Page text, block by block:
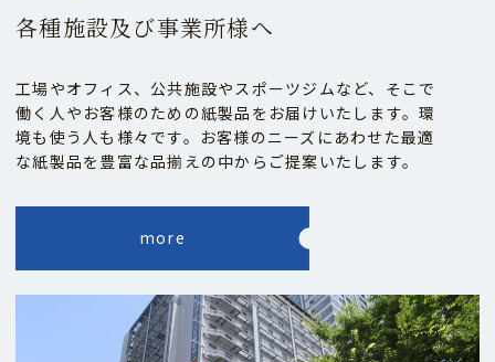
各種施設及び事業所様へ
工場やオフィス、公共施設やスポーツジムなど、そこで
働く人やお客様のための紙製品をお届けいたします。環
境も使う人も様々です。お客様のニーズにあわせた最適
な紙製品を豊富な品揃えの中からご提案いたします。
more